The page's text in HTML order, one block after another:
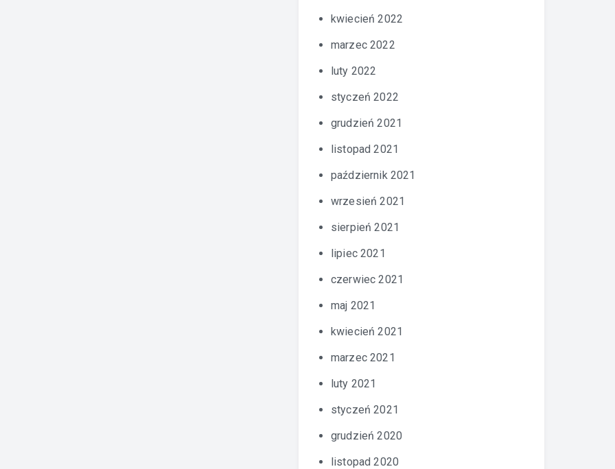
kwiecień 2022
marzec 2022
luty 2022
styczeń 2022
grudzień 2021
listopad 2021
październik 2021
wrzesień 2021
sierpień 2021
lipiec 2021
czerwiec 2021
maj 2021
kwiecień 2021
marzec 2021
luty 2021
styczeń 2021
grudzień 2020
listopad 2020